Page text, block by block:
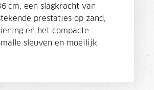
cm, een slagkracht van
prestaties op zand,
en het compacte
sleuven en moeilijk